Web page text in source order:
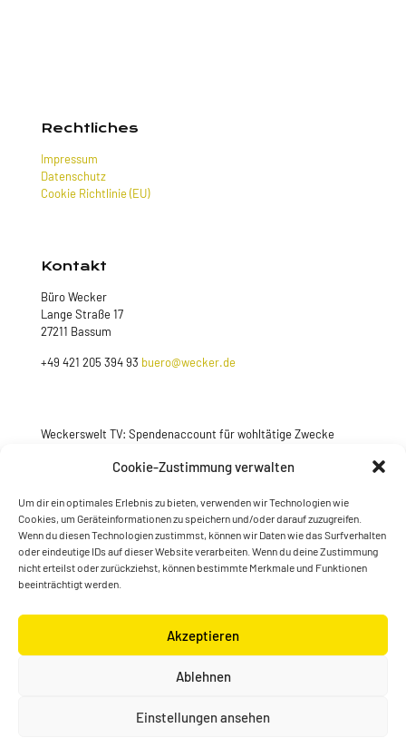
Cookie-Zustimmung verwalten
Um dir ein optimales Erlebnis zu bieten, verwenden wir Technologien wie
Cookies, um Geräteinformationen zu speichern und/oder darauf zuzugreifen.
Wenn du diesen Technologien zustimmst, können wir Daten wie das Surfverhalten
oder eindeutige IDs auf dieser Website verarbeiten. Wenn du deine Zustimmung
nicht erteilst oder zurückziehst, können bestimmte Merkmale und Funktionen
beeinträchtigt werden.
Akzeptieren
Ablehnen
Einstellungen ansehen
Rechtliches
Impressum
Datenschutz
Cookie Richtlinie (EU)
Kontakt
Büro Wecker
Lange Straße 17
27211 Bassum
+49 421 205 394 93 buero@wecker.de
Weckerswelt TV: Spendenaccount für wohltätige Zwecke
Jetzt spenden
© Konstantin Wecker | gestaltet von